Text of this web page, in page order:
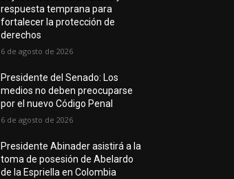
respuesta temprana para
fortalecer la protección de
derechos
6 de agosto de 2026
Presidente del Senado: Los
medios no deben preocuparse
por el nuevo Código Penal
6 de agosto de 2026
Presidente Abinader asistirá a la
toma de posesión de Abelardo
de la Espriella en Colombia